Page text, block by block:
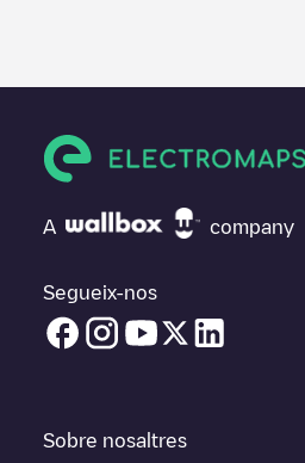
A company
Segueix-nos
Sobre nosaltres